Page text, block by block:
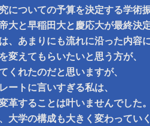
についての予算を決定する学術
大と早稲田大と慶応大が最終決
、あまりにも流れに沿った内容
変えてもらいたいと思う方が、
くれたのだと思いますが、
ートに言いすぎる私は、
革することは叶いませんでした
大学の構成も大きく変わってい